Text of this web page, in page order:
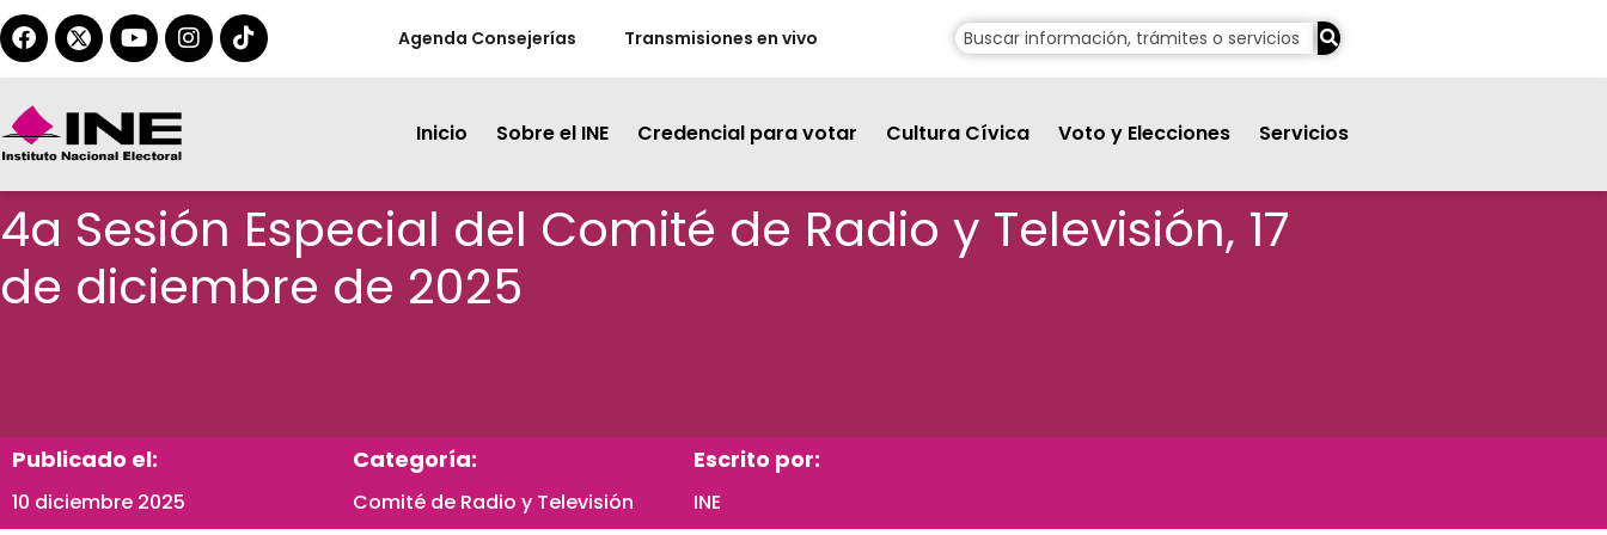
Agenda Consejerías Transmisiones en vivo
Inicio Sobre el INE Credencial para votar Cultura Cívica Voto y Elecciones Servicios
4a Sesión Especial del Comité de Radio y Televisión, 17
de diciembre de 2025
Publicado el:
10 diciembre 2025
Categoría:
Comité de Radio y Televisión
Escrito por:
INE